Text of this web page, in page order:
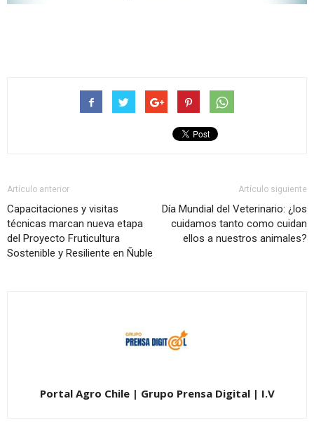
Artículo anterior
Capacitaciones y visitas
técnicas marcan nueva etapa
del Proyecto Fruticultura
Sostenible y Resiliente en Ñuble
Artículo siguiente
Día Mundial del Veterinario: ¿los
cuidamos tanto como cuidan
ellos a nuestros animales?
Portal Agro Chile | Grupo Prensa Digital | I.V